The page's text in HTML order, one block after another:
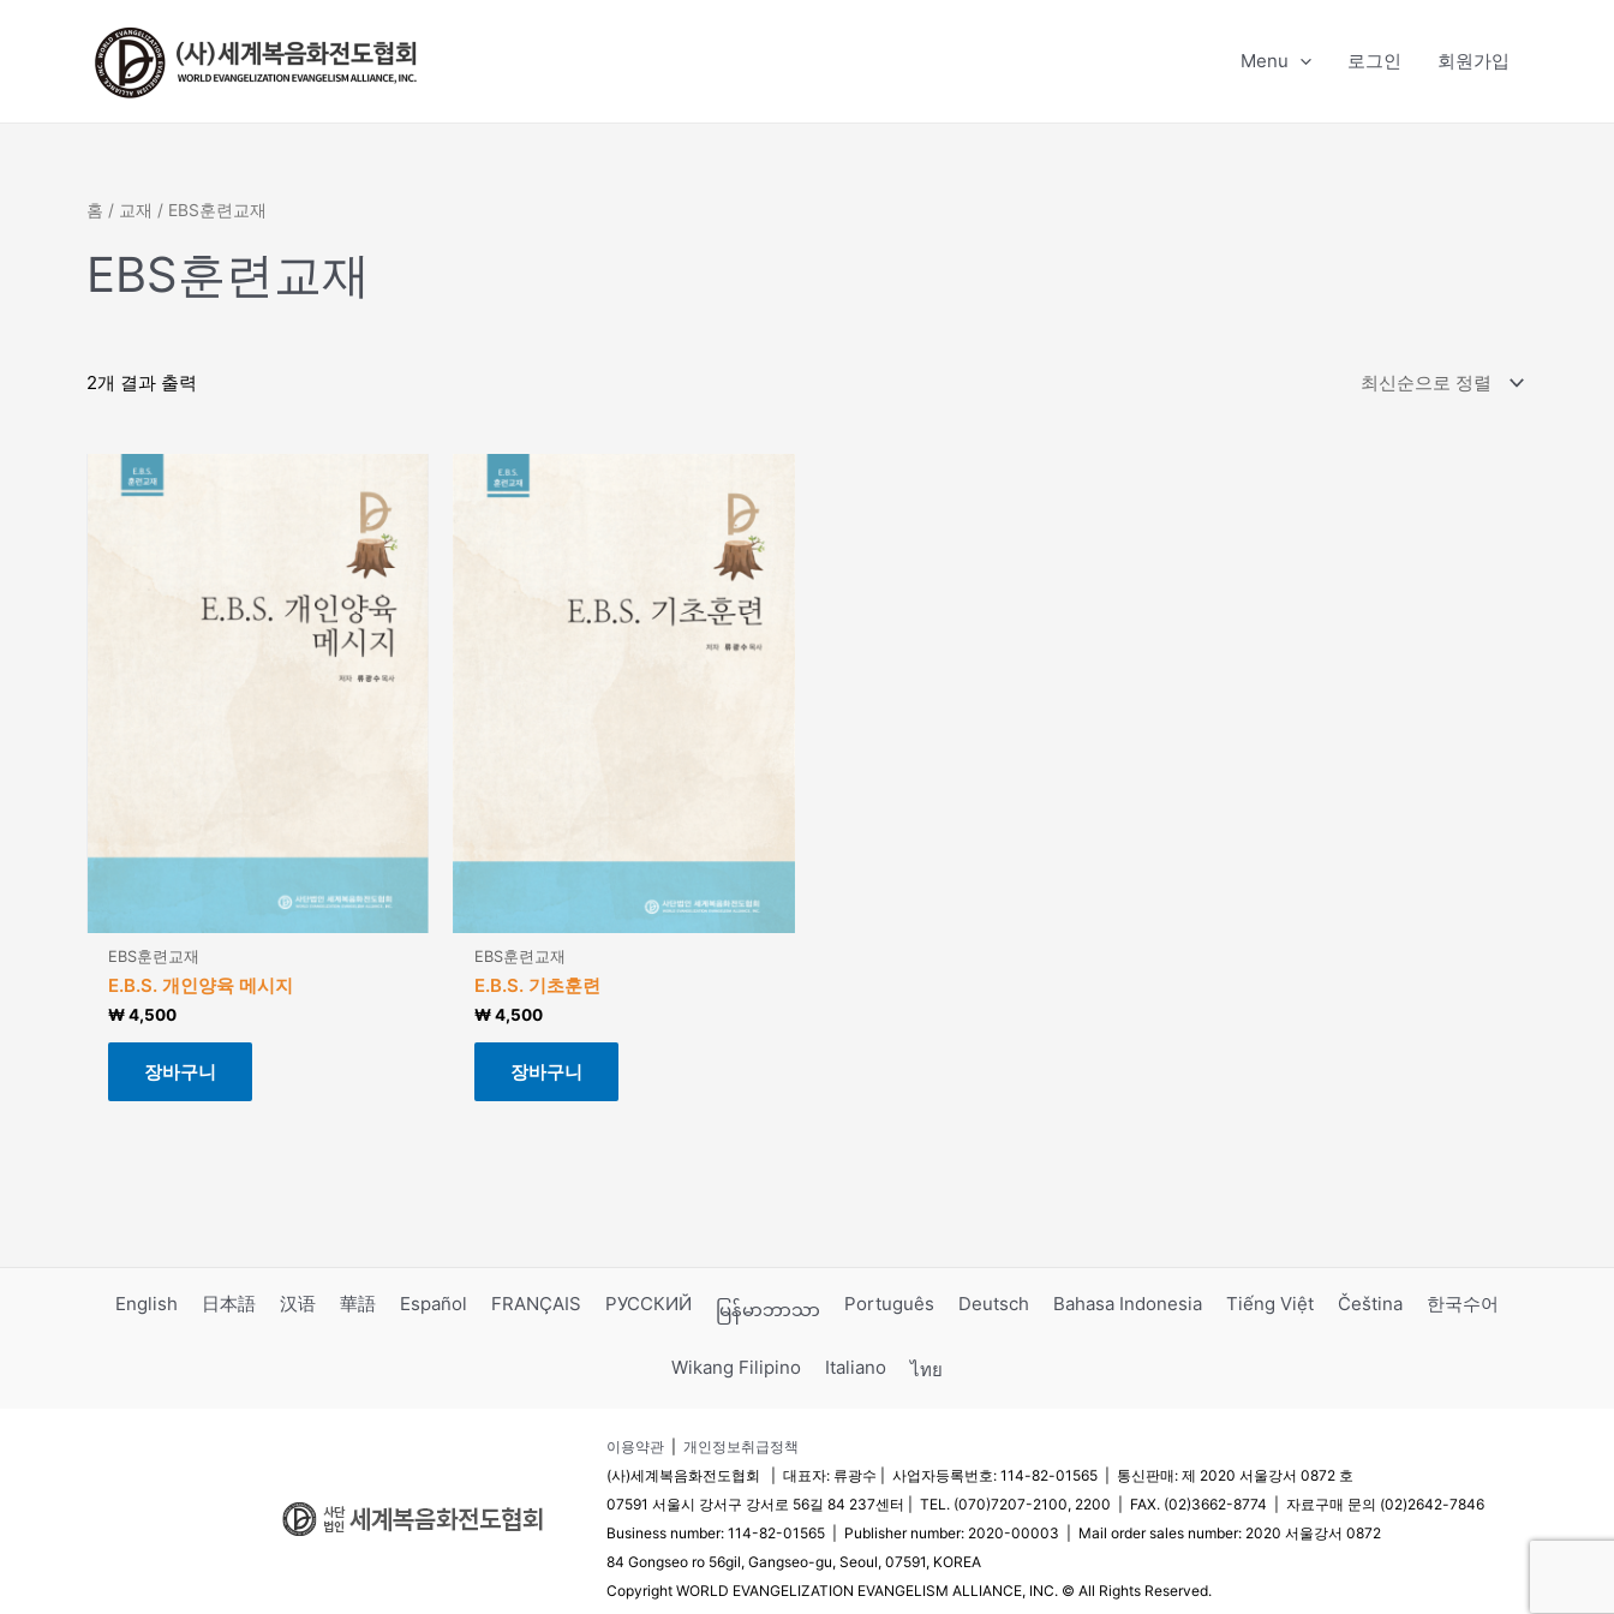
Menu 로그인 회원가입
홈 / 교재 / EBS훈련교재
EBS훈련교재
2개 결과 출력
EBS훈련교재
E.B.S. 개인양육 메시지
₩4,500
장바구니
EBS훈련교재
E.B.S. 기초훈련
₩4,500
장바구니
English 日本語 汉语 華語 Español FRANÇAIS РУССКИЙ မြန်မာဘာသာ Português Deutsch Bahasa Indonesia Tiếng Việt Čeština 한국수어
Wikang Filipino Italiano ไทย
이용약관 |개인정보취급정책
(사)세계복음화전도협회 | 대표자: 류광수 | 사업자등록번호: 114-82-01565 | 통신판매: 제 2020 서울강서 0872 호
07591 서울시 강서구 강서로 56길 84 237센터 | TEL. (070)7207-2100, 2200 | FAX. (02)3662-8774 | 자료구매 문의 (02)2642-7846
Business number: 114-82-01565 | Publisher number: 2020-00003 | Mail order sales number: 2020 서울강서 0872
84 Gongseo ro 56gil, Gangseo-gu, Seoul, 07591, KOREA
Copyright WORLD EVANGELIZATION EVANGELISM ALLIANCE, INC. © All Rights Reserved.